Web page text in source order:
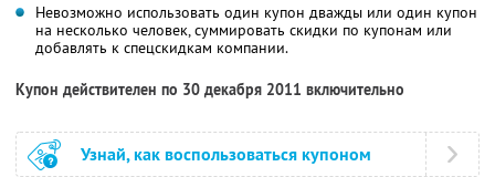
Невозможно использовать один купон дважды или один купон
на несколько человек, суммировать скидки по купонам или
добавлять к спецскидкам компании.
Купон действителен по 30 декабря 2011 включительно
Узнай, как воспользоваться купоном